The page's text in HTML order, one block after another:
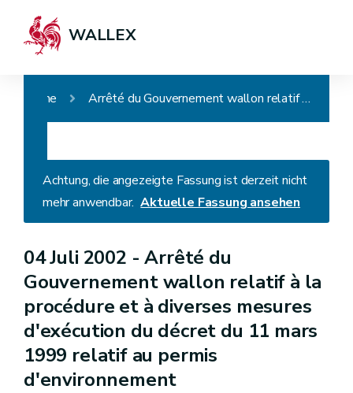
WALLEX
Home Arrêté du Gouvernement wallon relatif à la procédure et à diverses mesures d'exécution du décret du 11 mars 1999 relatif au permis d'environnement
Achtung, die angezeigte Fassung ist derzeit nicht
mehr anwendbar. Aktuelle Fassung ansehen
04 Juli 2002 -Arrêté du
Gouvernement wallon relatif à la
procédure et à diverses mesures
d'exécution du décret du 11 mars
1999 relatif au permis
d'environnement